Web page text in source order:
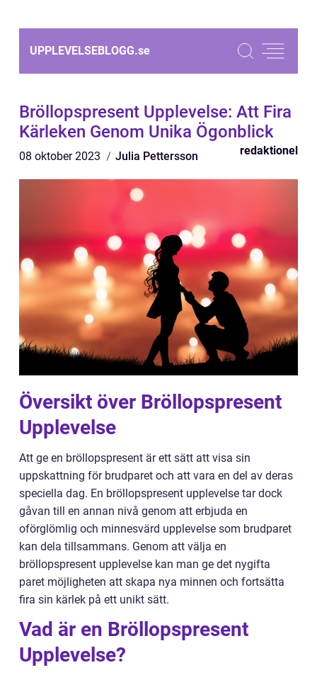
UPPLEVELSEBLOGG.se
Bröllopspresent Upplevelse: Att Fira
Kärleken Genom Unika Ögonblick
08 oktober 2023 Julia Pettersson redaktionel
Översikt över Bröllopspresent
Upplevelse
Att ge en bröllopspresent är ett sätt att visa sin
uppskattning för brudparet och att vara en del av deras
speciella dag. En bröllopspresent upplevelse tar dock
gåvan till en annan nivå genom att erbjuda en
oförglömlig och minnesvärd upplevelse som brudparet
kan dela tillsammans. Genom att välja en
bröllopspresent upplevelse kan man ge det nygifta
paret möjligheten att skapa nya minnen och fortsätta
fira sin kärlek på ett unikt sätt.
Vad är en Bröllopspresent
Upplevelse?